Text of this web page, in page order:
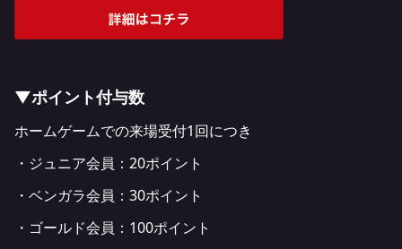
▼ポイント付与数
ホームゲームでの来場受付1回につき
・ジュニア会員：20ポイント
・ベンガラ会員：30ポイント
・ゴールド会員：100ポイント